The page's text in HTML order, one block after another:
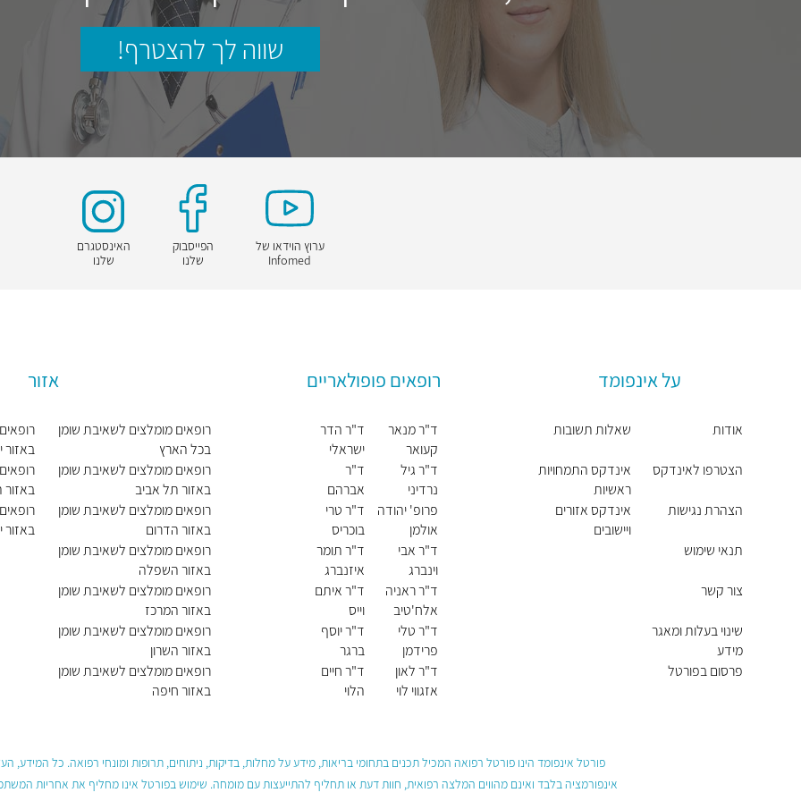
שווה לך להצטרף!
ערוץ הוידאו של
Infomed
הפייסבוק
שלנו
האינסטגרם
שלנו
על אינפומד
אודות
הצטרפו לאינדקס
הצהרת נגישות
תנאי שימוש
צור קשר
שינוי בעלות ומאגר
מידע
פרסום בפורטל
שאלות תשובות
אינדקס התמחויות
ראשיות
אינדקס אזורים
ויישובים
רופאים פופולאריים
ד"ר מנאר
קעואר
ד"ר גיל
נרדיני
פרופ' יהודה
אולמן
ד"ר אבי
וינברג
ד"ר ראניה
אלח'טיב
פאהום
ד"ר טלי
פרידמן
ד"ר לאון
אזגווי לוי
ד"ר הדר
ישראלי
ד"ר
אברהם
אמיר
ד"ר טרי
בוכריס
ד"ר תומר
איזנברג
ד"ר איתם
וייס
ד"ר יוסף
ברגר
ד"ר חיים
הלוי
אזור
רופאים מומלצים לשאיבת שומן
בכל הארץ
רופאים מומלצים לשאיבת שומן
באזור תל אביב
רופאים מומלצים לשאיבת שומן
באזור הדרום
רופאים מומלצים לשאיבת שומן
באזור השפלה
רופאים מומלצים לשאיבת שומן
באזור המרכז
רופאים מומלצים לשאיבת שומן
באזור השרון
רופאים מומלצים לשאיבת שומן
באזור חיפה
באזור
באזור
באזור
פורטל אינפומד הינו פורטל רפואה המכיל תכנים בתחומי בריאות, מידע על מחלות, בדיקות, ניתוחים, תרופות ומונחי רפואה. כל המידע,
אינפורמציה בלבד ואינם מהווים המלצה רפואית, חוות דעת או תחליף להתייעצות עם מומחה. שימוש בפורטל אינו מחליף את אחריות